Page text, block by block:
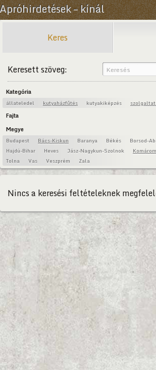
Apróhirdetések – kínál
Keres
Keresett szöveg:
Kategória
állateledel kutyaházfűtés kutyakiképzés
Fajta
Megye
Budapest Bács-Kiskun Baranya Békés Borsod-
Hajdú-Bihar
Heves Jász-Nagykun-Szolnok
Tolna
Vas Veszprém Zala
Nincs a keresési feltételeknek